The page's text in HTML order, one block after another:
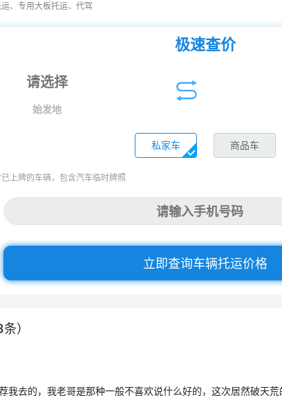
、专用大板托运、代驾
极速查价
始发地
私家车 商品车
上牌的车辆，包含汽车临时牌照
立即查询车辆托运价格
）
我去的，我老哥是那种一般不喜欢说什么好的，这次居然破天